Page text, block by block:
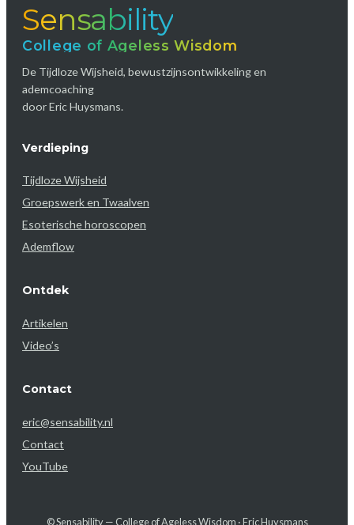
Sensability
College of Ageless Wisdom
De Tijdloze Wijsheid, bewustzijnsontwikkeling en
ademcoaching
door Eric Huysmans.
Verdieping
Tijdloze Wijsheid
Groepswerk en Twaalven
Esoterische horoscopen
Ademflow
Ontdek
Artikelen
Video’s
Contact
eric@sensability.nl
Contact
YouTube
© Sensability — College of Ageless Wisdom · Eric Huysmans